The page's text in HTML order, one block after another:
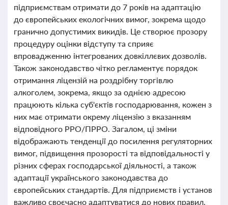
підприємствам отримати до 7 років на адаптацію
до європейських екологічних вимог, зокрема щодо
гранично допустимих викидів. Це створює прозору
процедуру оцінки відступу та сприяє
впровадженню інтегрованих довкіллєвих дозволів.
Також законодавство чітко регламентує порядок
отримання ліцензій на роздрібну торгівлю
алкоголем, зокрема, якщо за однією адресою
працюють кілька суб'єктів господарювання, кожен з
них має отримати окрему ліцензію з вказанням
відповідного РРО/ПРРО. Загалом, ці зміни
відображають тенденції до посилення регуляторних
вимог, підвищення прозорості та відповідальності у
різних сферах господарської діяльності, а також
адаптації українського законодавства до
європейських стандартів. Для підприємств і установ
важливо своєчасно адаптуватися до нових правил,